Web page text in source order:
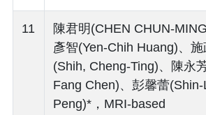
11
陳君明(CHEN CHUN-
彥智(Yen-Chih Huang)、施
(Shih, Cheng-Ting)、陳永
Fang Chen)、彭馨蕾(Shin-
Peng)*，MRI‐based